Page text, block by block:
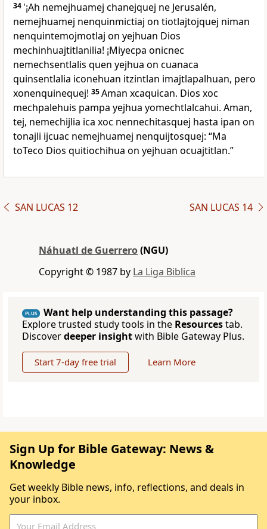
34 '¡Ah nemejhuamej chanejquej ne Jerusalén,
nemejhuamej nenquinmictiaj on tiotlajtojquej niman
nenquintemojmotlaj on yejhuan Dios
mechinhuajtitlanilia! ¡Miyecpa onicnec
nemechsentlalis quen yejhua on cuanaca
quinsentlalia iconehuan itzintlan imajtlapalhuan, pero
xonenquinequej! 35Aman xcaquican. Dios xoc
mechpalehuis pampa yejhua yomechtlalcahui. Aman,
tej, nemechijlia ica xoc nennechitasquej hasta ipan on
tonajli ijcuac nemejhuamej nenquijtosquej: “Ma
toTeco Dios quitiochihua on yejhuan ocuajtitlan.”
SAN LUCAS 12 SAN LUCAS 14
Náhuatl de Guerrero(NGU)
Copyright © 1987 by La Liga Biblica
PLUS
Want help understanding this passage?
Explore trusted study tools in the Resourcestab.
Discoverdeeper insightwith Bible Gateway Plus.
Start 7-day free trial Learn More
Sign Up for Bible Gateway: News &
Knowledge
Get weekly Bible news, info, reflections, and deals in
your inbox.